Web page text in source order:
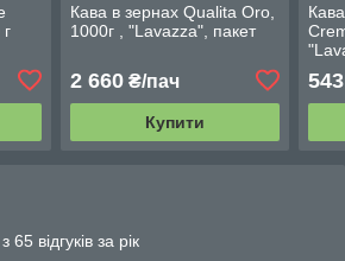
Кава в зернах Qualita Oro,
1000г , "Lavazza", пакет
2 660₴/пач
Купити
відгуків за рік